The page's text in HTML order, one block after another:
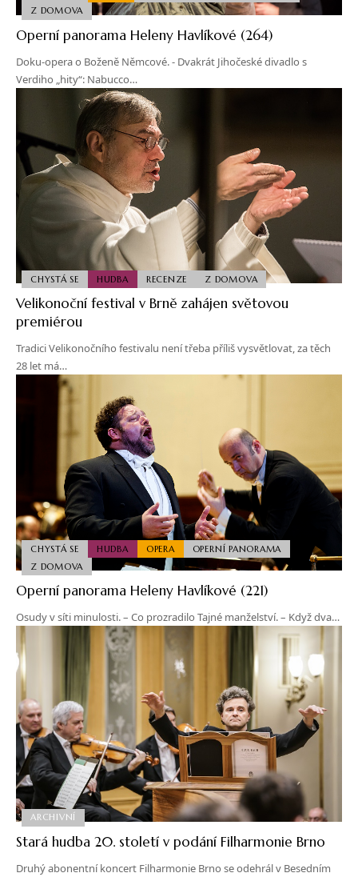
Z DOMOVA
Operní panorama Heleny Havlíkové (264)
Doku-opera o Boženě Němcové. - Dvakrát Jihočeské divadlo s
Verdiho „hity“: Nabucco…
CHYSTÁ SE HUDBA RECENZE Z DOMOVA
Velikonoční festival v Brně zahájen světovou
premiérou
Tradici Velikonočního festivalu není třeba příliš vysvětlovat, za těch
28 let má…
CHYSTÁ SE HUDBA OPERA
OPERNÍ PANORAMA
Z DOMOVA
Operní panorama Heleny Havlíkové (221)
Osudy v síti minulosti. – Co prozradilo Tajné manželství. – Když dva…
ARCHIVNÍ
Stará hudba 20. století v podání Filharmonie Brno
Druhý abonentní koncert Filharmonie Brno se odehrál v Besedním